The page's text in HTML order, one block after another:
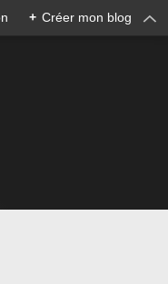
+ Créer mon blog